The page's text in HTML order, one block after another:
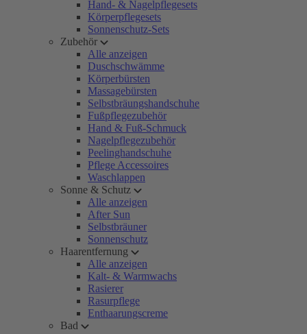
Hand- & Nagelpflegesets
Körperpflegesets
Sonnenschutz-Sets
Zubehör
Alle anzeigen
Duschschwämme
Körperbürsten
Massagebürsten
Selbstbräungshandschuhe
Fußpflegezubehör
Hand & Fuß-Schmuck
Nagelpflegezubehör
Peelinghandschuhe
Pflege Accessoires
Waschlappen
Sonne & Schutz
Alle anzeigen
After Sun
Selbstbräuner
Sonnenschutz
Haarentfernung
Alle anzeigen
Kalt- & Warmwachs
Rasierer
Rasurpflege
Enthaarungscreme
Bad